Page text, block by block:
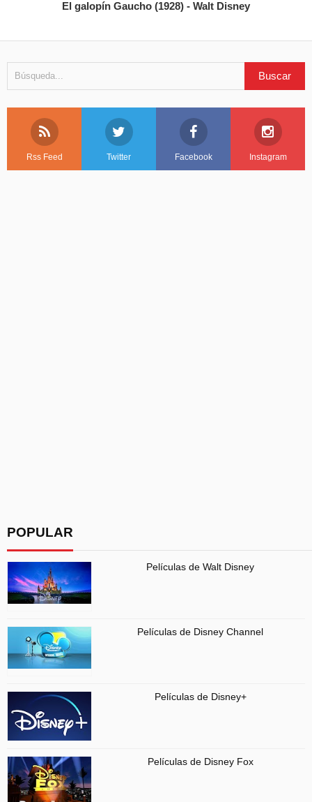
El galopín Gaucho (1928) - Walt Disney
Rss Feed Twitter Facebook Instagram
POPULAR
Películas de Walt Disney
Películas de Disney Channel
Películas de Disney+
Películas de Disney Fox